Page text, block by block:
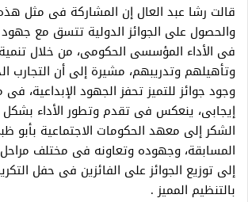
قالت رشا عبد العال إن المشاركة فى مثل
والحصول على الجوائز الدولية تتسق مع
فى الأداء المؤسسى الحكومى، من خلال
وتأهيلهم وتدريبهم، مشيرة إلى أن التجارب
وجود جوائز للتميز تحفز الجهود الإبداعية،
إيجابى، ينعكس فى تقدم وتطور الأداء
الشكر إلى معهد الحكومات الاجتماعية بأبو
المسابقة، وجهوده وتعاونه فى مختلف
إلى توزيع الجوائز على الفائزين فى حفل
بالتنظيم المميز .